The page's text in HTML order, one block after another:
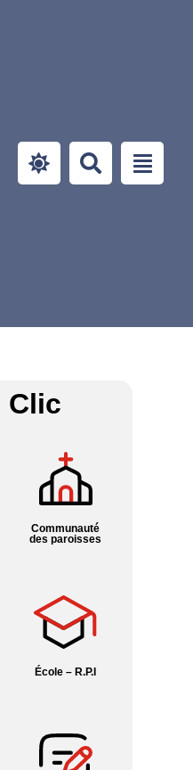
Clic
Communauté
des paroisses
École – R.P.I